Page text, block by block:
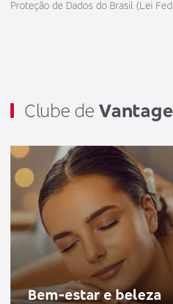
Proteção de Dados do Brasil (Lei
Clube de
Bem-estar e beleza